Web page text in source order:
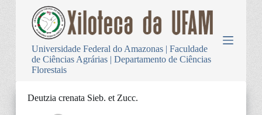
Universidade Federal do Amazonas | Faculdade
de Ciências Agrárias | Departamento de Ciências
Florestais
Deutzia crenata Sieb. et Zucc.